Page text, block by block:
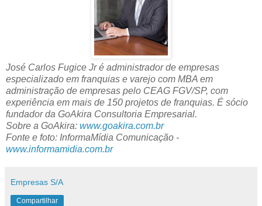
José Carlos Fugice Jr é administrador de empresas
especializado em franquias e varejo com MBA em
administração de empresas pelo CEAG FGV/SP, com
experiência em mais de 150 projetos de franquias. É sócio
fundador da GoAkira Consultoria Empresarial.
Sobre a GoAkira: www.goakira.com.br
Fonte e foto: InformaMídia Comunicação -
www.informamidia.com.br
Empresas S/A
Compartilhar